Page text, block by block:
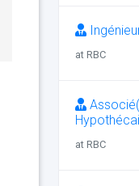
at RBC
at RBC